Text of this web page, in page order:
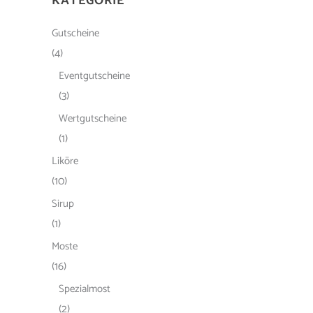
Gutscheine
(4)
Eventgutscheine
(3)
Wertgutscheine
(1)
Liköre
(10)
Sirup
(1)
Moste
(16)
Spezialmost
(2)